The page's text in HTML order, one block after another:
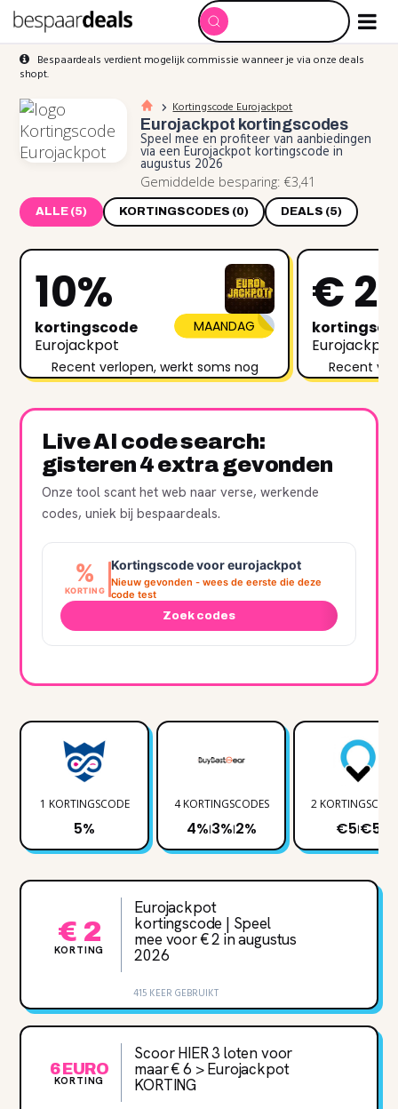
Bespaardeals verdient mogelijk commissie wanneer je via onze deals
shopt.
Kortingscode Eurojackpot
Eurojackpot kortingscodes
Speel mee en profiteer van aanbiedingen
via een Eurojackpot kortingscode in
augustus 2026
Gemiddelde besparing: €3,41
ALLE (5) KORTINGSCODES (0) DEALS (5)
10%
kortingscode
Eurojackpot
MAANDAG
Recent verlopen, werkt soms nog
€ 2
Eurojackpot
Recent
Live AI code search:
gisteren 4 extra gevonden
Onze tool scant het web naar verse, werkende
codes, uniek bij bespaardeals.
%
KORTING
Kortingscode voor eurojackpot
Nieuw gevonden - wees de eerste die deze
code test
Zoek codes
1 KORTINGSCODE
5%
4 KORTINGSCODES
4%|3%|2%
2
€5|€5
€ 2
KORTING
Eurojackpot
kortingscode | Speel
mee voor € 2 in augustus
2026
415 KEER GEBRUIKT
6 EURO
KORTING
Scoor HIER 3 loten voor
maar € 6 > Eurojackpot
KORTING